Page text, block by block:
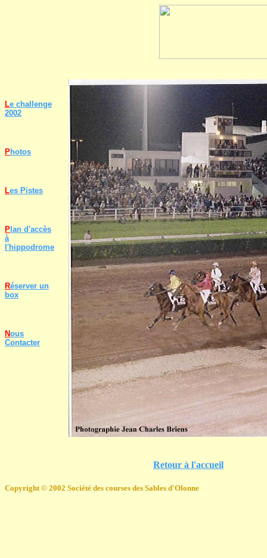
Le challenge
2002
Photos
Les Pistes
P lan d'accès
à
l'hippodrome
Réserver un
box
Nous
Contacter
Retour à l'accueil
Copyright © 2002 Société des courses des Sables d'Olonne